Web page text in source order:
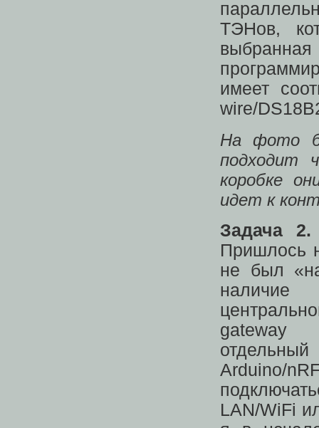
ТЭНов,
имеет
wire/
На фото
подходит
коробке
идет к
Задача 2.
Пришлось
не был
Arduino/
LAN/WiFi